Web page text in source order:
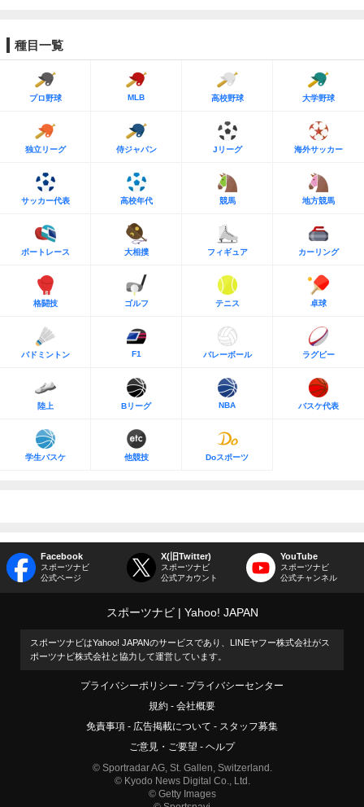
種目一覧
プロ野球 MLB 高校野球 大学野球
独立リーグ 侍ジャパン Jリーグ 海外サッカー
サッカー代表 高校年代 競馬 地方競馬
ボートレース 大相撲 フィギュア カーリング
格闘技 ゴルフ テニス 卓球
バドミントン F1 バレーボール ラグビー
陸上 Bリーグ NBA バスケ代表
学生バスケ 他競技 Doスポーツ
Facebook
スポーツナビ
公式ページ
X(旧Twitter)
スポーツナビ
公式アカウント
YouTube
スポーツナビ
公式チャンネル
スポーツナビ Yahoo! JAPAN
スポーツナビはYahoo! JAPANのサービスであり、LINEヤフー株式会社がス
ポーツナビ株式会社と協力して運営しています。
プライバシーポリシー
プライバシーセンター
規約
会社概要
免責事項
広告掲載について
スタッフ募集
ご意見・ご要望
ヘルプ
© Sportradar AG, St. Gallen, Switzerland.
© Kyodo News Digital Co., Ltd.
© Getty Images